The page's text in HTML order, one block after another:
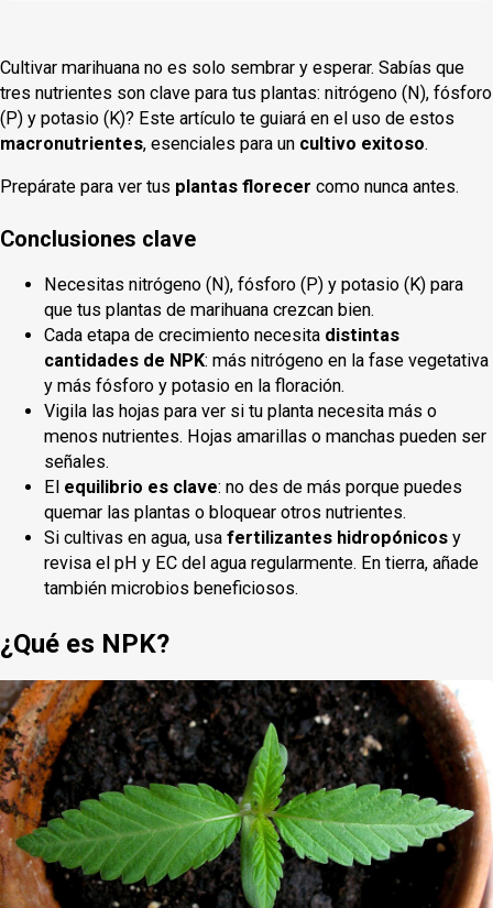
Cultivar marihuana no es solo sembrar y esperar. Sabías que
tres nutrientes son clave para tus plantas: nitrógeno (N), fósforo
(P) y potasio (K)? Este artículo te guiará en el uso de estos
macronutrientes, esenciales para un cultivo exitoso.
Prepárate para ver tus plantas florecer como nunca antes.
Conclusiones clave
Necesitas nitrógeno (N), fósforo (P) y potasio (K) para
que tus plantas de marihuana crezcan bien.
Cada etapa de crecimiento necesita distintas
cantidades de NPK: más nitrógeno en la fase vegetativa
y más fósforo y potasio en la floración.
Vigila las hojas para ver si tu planta necesita más o
menos nutrientes. Hojas amarillas o manchas pueden ser
señales.
El equilibrio es clave: no des de más porque puedes
quemar las plantas o bloquear otros nutrientes.
Si cultivas en agua, usa fertilizantes hidropónicos y
revisa el pH y EC del agua regularmente. En tierra, añade
también microbios beneficiosos.
¿Qué es NPK?